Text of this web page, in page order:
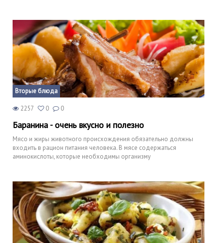
Вторые блюда
2257 0 0
Баранина - очень вкусно и полезно
Мясо и жиры животного происхождения обязательно должны
входить в рацион питания человека. В мясе содержаться
аминокислоты, которые необходимы организму